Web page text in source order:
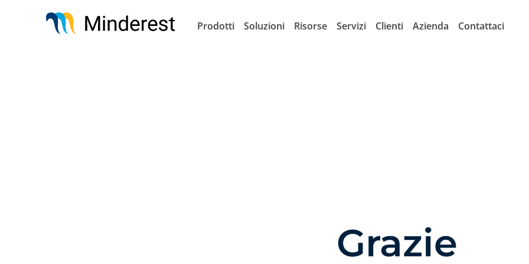
Prodotti Soluzioni Risorse Servizi Clienti Azienda Contattaci
Grazie